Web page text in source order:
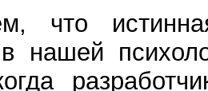
что
нашей